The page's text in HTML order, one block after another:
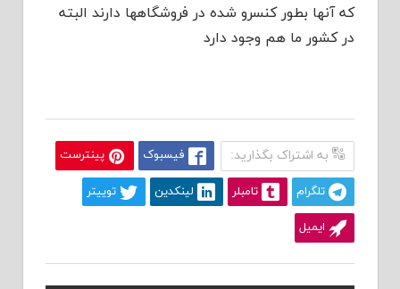
که آنها بطور کنسرو شده در فروشگاهها دارند البته
در کشور ما هم وجود دارد
به اشتراک بگذارید: فیسبوک پینترست
تلگرام تامبلر لینکدین توییتر
ایمیل